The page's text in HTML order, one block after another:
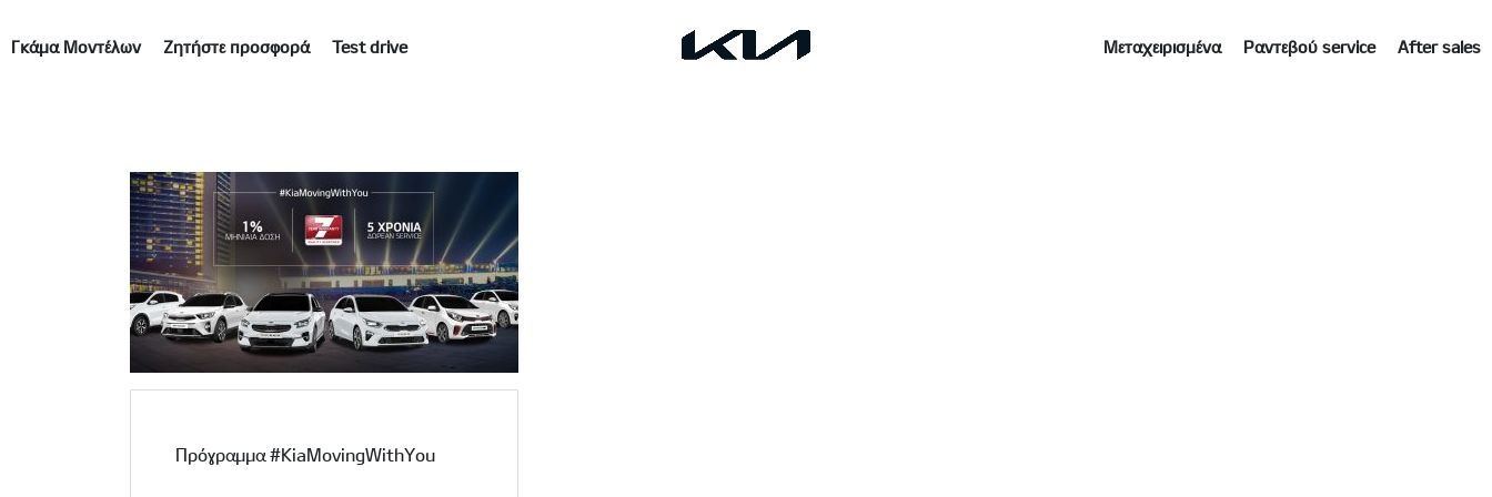
Γκάμα Μοντέλων Ζητήστε προσφορά Test drive After sales
Ραντεβού service
Μεταχειρισμένα
Πρόγραμμα #KiaMovingWithYou